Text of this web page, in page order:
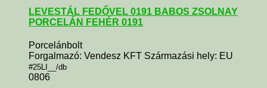
LEVESTÁL FEDŐVEL 0191 BABOS ZSOLNAY
PORCELÁN FEHÉR 0191
Porcelánbolt
Forgalmazó: Vendesz KFT Származási hely: EU
#25LI__/db
0806